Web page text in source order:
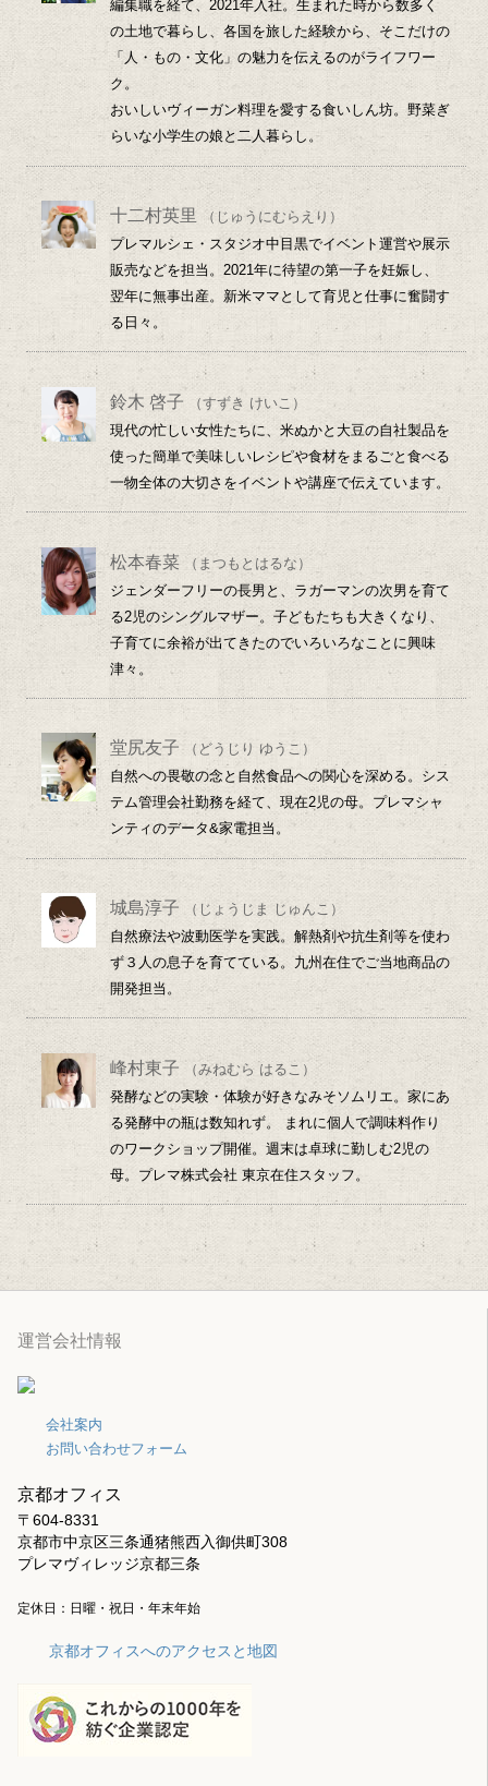
編集職を経て、2021年入社。生まれた時から数多く
の土地で暮らし、各国を旅した経験から、そこだけの
「人・もの・文化」の魅力を伝えるのがライフワー
ク。
おいしいヴィーガン料理を愛する食いしん坊。野菜ぎ
らいな小学生の娘と二人暮らし。
十二村英里 （じゅうにむらえり）
プレマルシェ・スタジオ中目黒でイベント運営や展示
販売などを担当。2021年に待望の第一子を妊娠し、
翌年に無事出産。新米ママとして育児と仕事に奮闘す
る日々。
鈴木 啓子
（すずき けいこ）
現代の忙しい女性たちに、米ぬかと大豆の自社製品を
使った簡単で美味しいレシピや食材をまるごと食べる
一物全体の大切さをイベントや講座で伝えています。
松本春菜
（まつもとはるな）
ジェンダーフリーの長男と、ラガーマンの次男を育て
る2児のシングルマザー。子どもたちも大きくなり、
子育てに余裕が出てきたのでいろいろなことに興味
津々。
堂尻友子
（どうじり ゆうこ）
自然への畏敬の念と自然食品への関心を深める。シス
テム管理会社勤務を経て、現在2児の母。プレマシャ
ンティのデータ&家電担当。
城島淳子
（じょうじま じゅんこ）
自然療法や波動医学を実践。解熱剤や抗生剤等を使わ
ず３人の息子を育てている。九州在住でご当地商品の
開発担当。
峰村東子
（みねむら はるこ）
発酵などの実験・体験が好きなみそソムリエ。家にあ
る発酵中の瓶は数知れず。 まれに個人で調味料作り
のワークショップ開催。週末は卓球に勤しむ2児の
母。プレマ株式会社 東京在住スタッフ。
運営会社情報
会社案内
お問い合わせフォーム
京都オフィス
〒604-8331
京都市中京区三条通猪熊西入御供町308
プレマヴィレッジ京都三条
定休日：日曜・祝日・年末年始
京都オフィスへのアクセスと地図